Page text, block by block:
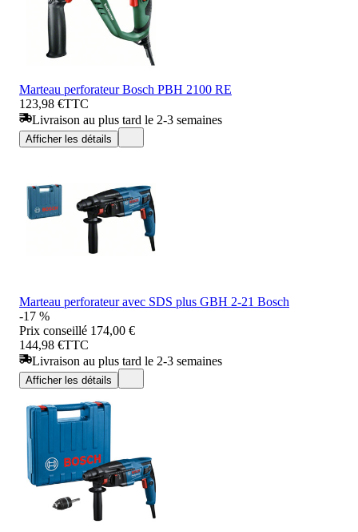
Marteau perforateur Bosch PBH 2100 RE
123,98 €TTC
Livraison au plus tard le 2-3 semaines
Afficher les détails
Marteau perforateur avec SDS plus GBH 2-21 Bosch
-17 %
Prix conseillé 174,00 €
144,98 €TTC
Livraison au plus tard le 2-3 semaines
Afficher les détails